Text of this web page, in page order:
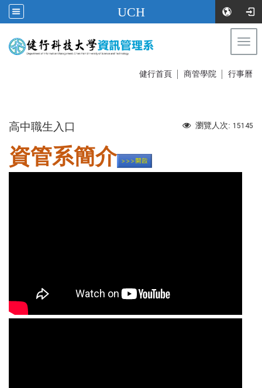
UCH
健行首頁 商管學院 行事曆
瀏覽人次: 15145
高中職生入口
資管系簡介